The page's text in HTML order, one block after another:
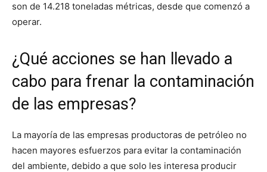
son de 14.218 toneladas métricas, desde que comenzó a
operar.
¿Qué acciones se han llevado a
cabo para frenar la contaminación
de las empresas?
La mayoría de las empresas productoras de petróleo no
hacen mayores esfuerzos para evitar la contaminación
del ambiente, debido a que solo les interesa producir